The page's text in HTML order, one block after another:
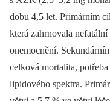
dobu 4,5 let. Primárním
která zahrnovala
onemocnění.
celková mortalita,
lipidového spektra.